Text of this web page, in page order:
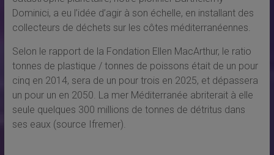
Dominici, a eu l’idée d’agir à son échelle, en installant des
collecteurs de déchets sur les côtes méditerranéennes.
Selon le rapport de la Fondation Ellen MacArthur, le ratio
tonnes de plastique / tonnes de poissons était de un pour
cinq en 2014, sera de un pour trois en 2025, et dépassera
un pour un en 2050. La mer Méditerranée abriterait à elle
seule quelques 300 millions de tonnes de détritus dans
ses eaux (source Ifremer).